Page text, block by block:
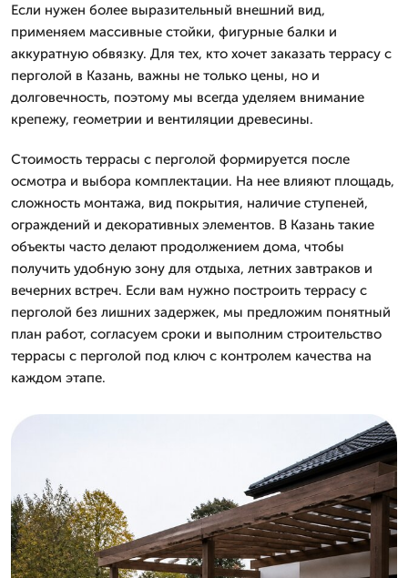
Если нужен более выразительный внешний вид,
применяем массивные стойки, фигурные балки и
аккуратную обвязку. Для тех, кто хочет заказать террасу с
перголой в Казань, важны не только цены, но и
долговечность, поэтому мы всегда уделяем внимание
крепежу, геометрии и вентиляции древесины.
Стоимость террасы с перголой формируется после
осмотра и выбора комплектации. На нее влияют площадь,
сложность монтажа, вид покрытия, наличие ступеней,
ограждений и декоративных элементов. В Казань такие
объекты часто делают продолжением дома, чтобы
получить удобную зону для отдыха, летних завтраков и
вечерних встреч. Если вам нужно построить террасу с
перголой без лишних задержек, мы предложим понятный
план работ, согласуем сроки и выполним строительство
террасы с перголой под ключ с контролем качества на
каждом этапе.